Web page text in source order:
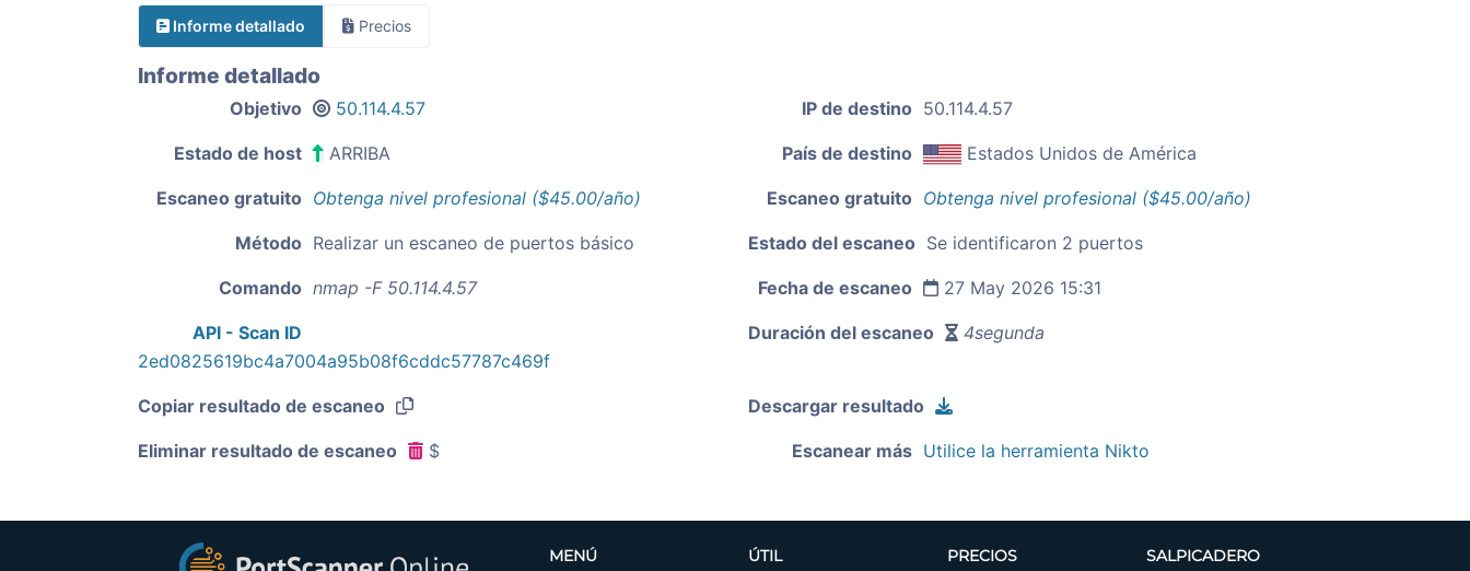
Informe detallado Precios
Informe detallado
Objetivo 50.114.4.57 IP de destino 50.114.4.57
Estado de host ARRIBA País de destino Estados Unidos de América
Escaneo gratuito Obtenga nivel profesional ($45.00/año) Escaneo gratuito Obtenga nivel profesional ($45.00/año)
Método Realizar un escaneo de puertos básico Estado del escaneo Se identificaron 2 puertos
Comando nmap -F 50.114.4.57 Fecha de escaneo 27 May 2026 15:31
API - Scan ID
2ed0825619bc4a7004a95b08f6cddc57787c469f
Duración del escaneo 4segunda
Copiar resultado de escaneo Descargar resultado
Eliminar resultado de escaneo $ Escanear más Utilice la herramienta Nikto
MENÚ ÚTIL PRECIOS SALPICADERO